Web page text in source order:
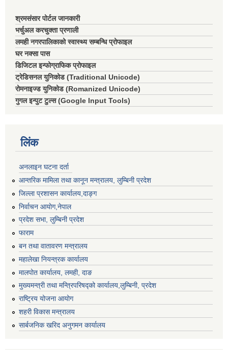
श्रमसंसार पोर्टल जानकारी
भर्चुअल करचुक्ता प्रणाली
लमही नगरपालिकाको स्वास्थ्य सम्बन्धि प्रोफाइल
घर नक्सा पास
डिजिटल इन्फोग्राफिक प्रोफाइल
ट्रेडिसनल युनिकोड (Traditional Unicode)
रोमनाइज्ड युनिकोड (Romanized Unicode)
गुगल इन्पुट टुल्स (Google Input Tools)
लिंक
अनलाइन घटना दर्ता
आन्तरिक मामिला तथा कानून मन्त्रालय, लुम्बिनी प्रदेश
जिल्ला प्रशासन कार्यालय,दाङ्ग
निर्वाचन आयाेग,नेपाल
प्रदेश सभा, लुम्बिनी प्रदेश
फाराम
बन तथा वातावरण मन्त्रालय
महालेखा नियन्त्रक कार्यालय
मालपोत कार्यालय, लमही, दाङ
मुख्यमन्त्री तथा मन्त्रिपरिषद्को कार्यालय,लुम्बिनी, प्रदेश
राष्ट्रिय योजना आयोग
शहरी विकास मन्त्रालय
सार्बजनिक खरिद अनुगमन कार्यालय